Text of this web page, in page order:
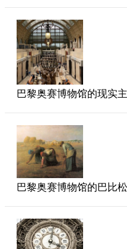
巴黎奥赛博物馆的现实
巴黎奥赛博物馆的巴比